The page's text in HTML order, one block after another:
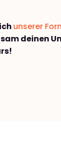
unserer
deinen